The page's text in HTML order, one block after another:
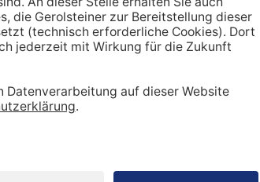
Mineralstoffen
an Nährstoffen wie Vitaminen aber
sind in diesem Kontext wichtig.